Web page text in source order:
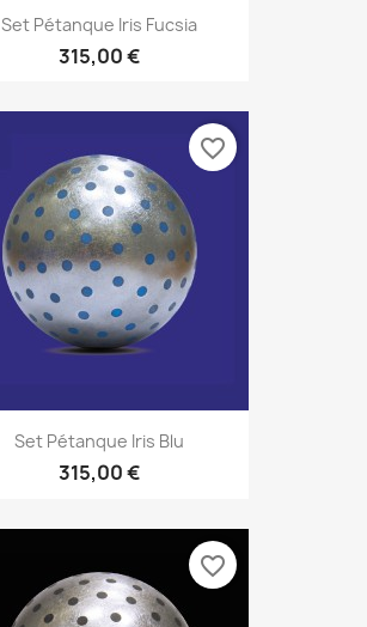
Set Pétanque Iris Fucsia
315,00 €
Set Pétanque Iris Blu
315,00 €
favorite_border
favorite_border